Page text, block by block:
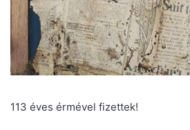
113 éves érmével fizettek!